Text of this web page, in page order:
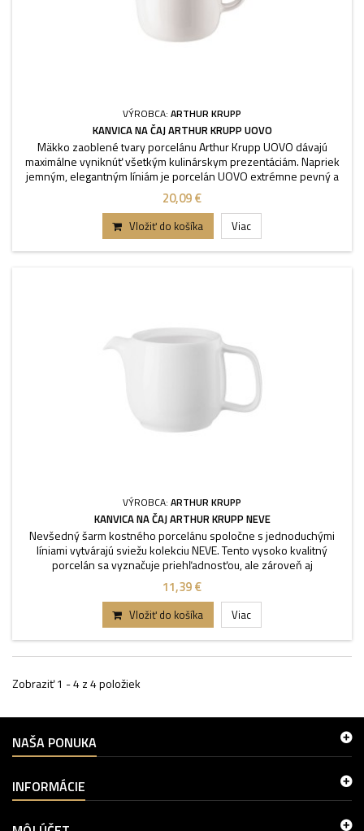
VÝROBCA: ARTHUR KRUPP
KANVICA NA ČAJ ARTHUR KRUPP UOVO
Mäkko zaoblené tvary porcelánu Arthur Krupp UOVO dávajú
maximálne vyniknúť všetkým kulinárskym prezentáciám. Napriek
jemným, elegantným líniám je porcelán UOVO extrémne pevný a
funkčný. Bez pokrievky. Objem 400 ml.
20,09 €
Vložiť do košíka Viac
VÝROBCA: ARTHUR KRUPP
KANVICA NA ČAJ ARTHUR KRUPP NEVE
Nevšedný šarm kostného porcelánu spoločne s jednoduchými
líniami vytvárajú sviežu kolekciu NEVE. Tento vysoko kvalitný
porcelán sa vyznačuje priehľadnosťou, ale zároveň aj
trvanlivosťou. Každý stôl, alebo bufet môže vyniknúť vďaka
výnimočným stohovateľným kusom kolekcie NEVE. Objem 0,4-0,7
11,39 €
Vložiť do košíka Viac
Zobraziť 1 - 4 z 4 položiek
NAŠA PONUKA
INFORMÁCIE